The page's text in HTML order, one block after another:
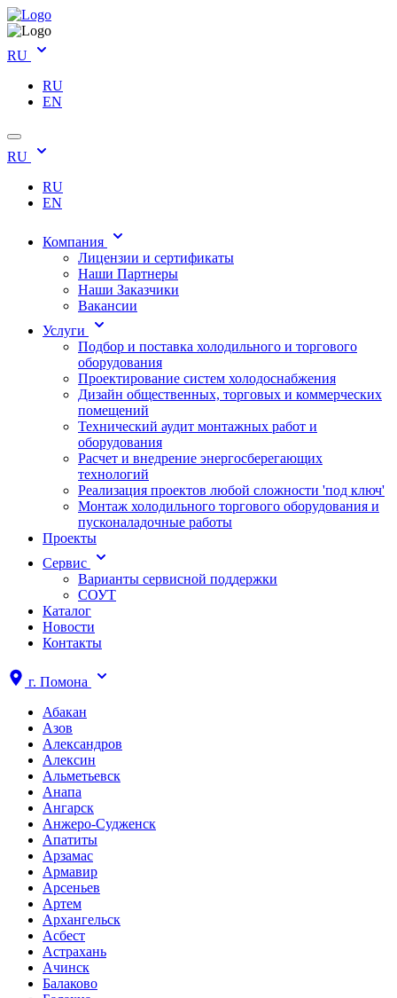
RU
RU
EN
RU
RU
EN
Компания
Лицензии и сертификаты
Наши Партнеры
Наши Заказчики
Вакансии
Услуги
Подбор и поставка холодильного и торгового
оборудования
Проектирование систем холодоснабжения
Дизайн общественных, торговых и коммерческих
помещений
Технический аудит монтажных работ и
оборудования
Расчет и внедрение энергосберегающих
технологий
Реализация проектов любой сложности 'под ключ'
Монтаж холодильного торгового оборудования и
пусконаладочные работы
Проекты
Сервис
Варианты сервисной поддержки
СОУТ
Каталог
Новости
Контакты
г. Помона
Абакан
Азов
Александров
Алексин
Альметьевск
Анапа
Ангарск
Анжеро-Судженск
Апатиты
Арзамас
Армавир
Арсеньев
Артем
Архангельск
Асбест
Астрахань
Ачинск
Балаково